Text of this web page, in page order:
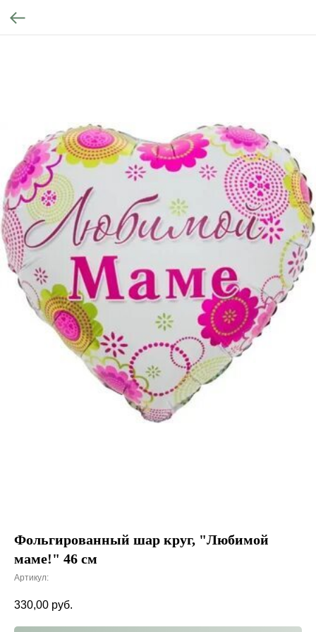
Фольгированный шар круг, "Любимой
маме!" 46 см
Артикул:
330,00 руб.